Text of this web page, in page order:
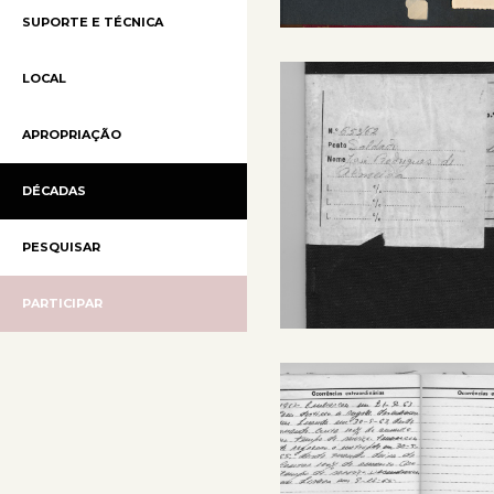
SUPORTE E TÉCNICA
LOCAL
APROPRIAÇÃO
DÉCADAS
PESQUISAR
PARTICIPAR